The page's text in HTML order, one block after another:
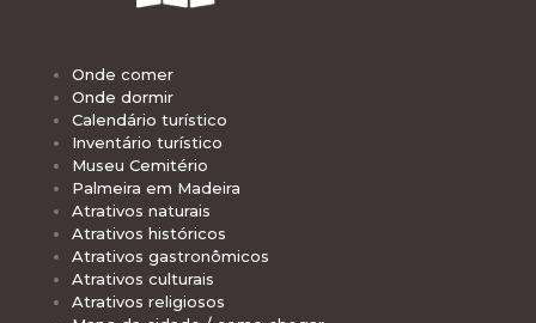
Onde comer
Onde dormir
Calendário turístico
Inventário turístico
Museu Cemitério
Palmeira em Madeira
Atrativos naturais
Atrativos históricos
Atrativos gastronômicos
Atrativos culturais
Atrativos religiosos